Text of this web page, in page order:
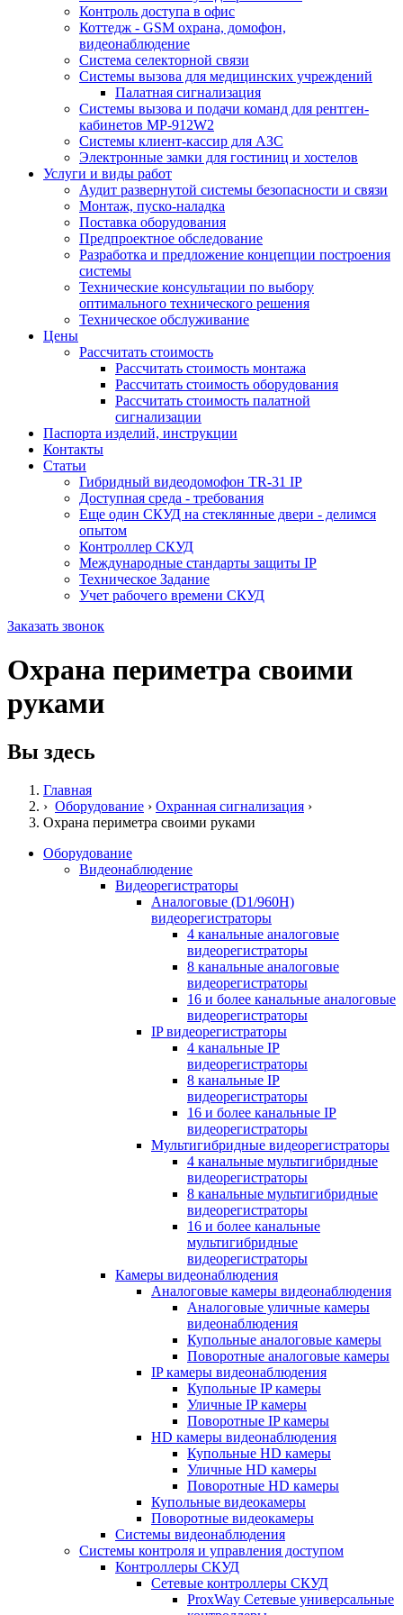
Контроль доступа в офис
Коттедж - GSM охрана, домофон,
видеонаблюдение
Система селекторной связи
Системы вызова для медицинских учреждений
Палатная сигнализация
Системы вызова и подачи команд для рентген-
кабинетов MP-912W2
Системы клиент-кассир для АЗС
Электронные замки для гостиниц и хостелов
Услуги и виды работ
Аудит развернутой системы безопасности и связи
Монтаж, пуско-наладка
Поставка оборудования
Предпроектное обследование
Разработка и предложение концепции построения
системы
Технические консультации по выбору
оптимального технического решения
Техническое обслуживание
Цены
Рассчитать стоимость
Рассчитать стоимость монтажа
Рассчитать стоимость оборудования
Рассчитать стоимость палатной
сигнализации
Паспорта изделий, инструкции
Контакты
Статьи
Гибридный видеодомофон TR-31 IP
Доступная среда - требования
Еще один СКУД на стеклянные двери - делимся
опытом
Контроллер СКУД
Международные стандарты защиты IP
Техническое Задание
Учет рабочего времени СКУД
Заказать звонок
Охрана периметра своими
руками
Вы здесь
Главная
› Оборудование › Охранная сигнализация ›
Охрана периметра своими руками
Оборудование
Видеонаблюдение
Видеорегистраторы
Аналоговые (D1/960H)
видеорегистраторы
4 канальные аналоговые
видеорегистраторы
8 канальные аналоговые
видеорегистраторы
16 и более канальные аналоговые
видеорегистраторы
IP видеорегистраторы
4 канальные IP
видеорегистраторы
8 канальные IP
видеорегистраторы
16 и более канальные IP
видеорегистраторы
Мультигибридные видеорегистраторы
4 канальные мультигибридные
видеорегистраторы
8 канальные мультигибридные
видеорегистраторы
16 и более канальные
мультигибридные
видеорегистраторы
Камеры видеонаблюдения
Аналоговые камеры видеонаблюдения
Аналоговые уличные камеры
видеонаблюдения
Купольные аналоговые камеры
Поворотные аналоговые камеры
IP камеры видеонаблюдения
Купольные IP камеры
Уличные IP камеры
Поворотные IP камеры
HD камеры видеонаблюдения
Купольные HD камеры
Уличные HD камеры
Поворотные HD камеры
Купольные видеокамеры
Поворотные видеокамеры
Системы видеонаблюдения
Системы контроля и управления доступом
Контроллеры СКУД
Сетевые контроллеры СКУД
ProxWay Сетевые универсальные